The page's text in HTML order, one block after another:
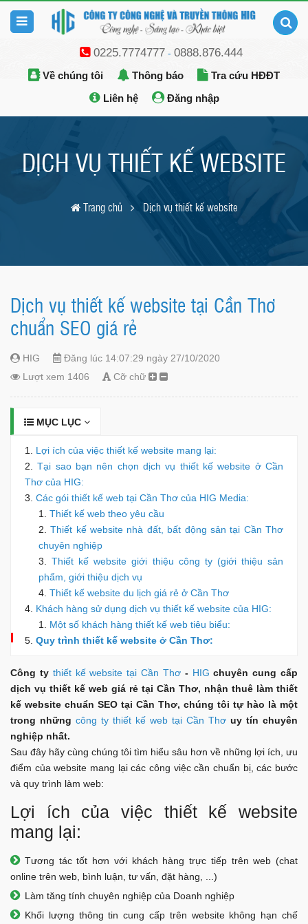
0225.7774777- 0888.876.444
Về chúng tôi Thông báo
Tra cứu HĐĐT
Liên hệ
Đăng nhập
DỊCH VỤ THIẾT KẾ WEBSITE
Trang chủ Dịch vụ thiết kế website
Dịch vụ thiết kế website tại Cần Thơ
chuẩn SEO giá rẻ
HIG
Đăng lúc 14:07:29 ngày 27/10/2020
Lượt xem 1406
Cỡ chữ
MỤC LỤC
Lợi ích của việc thiết kế website mang lại:
Tại sao bạn nên chọn dịch vụ thiết kế website ở Cần
Thơ của HIG:
Các gói thiết kế web tại Cần Thơ của HIG Media:
Thiết kế web theo yêu cầu
Thiết kế website nhà đất, bất động sản tại Cần Thơ
chuyên nghiệp
Thiết kế website giới thiệu công ty (giới thiệu sản
phẩm, giới thiệu dịch vụ
Thiết kế website du lịch giá rẻ ở Cần Thơ
Khách hàng sử dụng dịch vụ thiết kế website của HIG:
Một số khách hàng thiết kế web tiêu biểu:
Quy trình thiết kế website ở Cần Thơ:
Công ty thiết kế website tại Cần Thơ- HIG chuyên cung cấp
dịch vụ thiết kế web giá rẻ tại Cần Thơ, nhận thuê làm thiết
kế website chuẩn SEO tại Cần Thơ, chúng tôi tự hào là một
trong những công ty thiết kế web tại Cần Thơ uy tín chuyên
nghiệp nhất.
Sau đây hãy cùng chúng tôi tìm hiểu sâu hơn về những lợi ích, ưu
điểm của website mang lại các công việc cần chuẩn bị, các bước
và quy trình làm web:
Lợi ích của việc thiết kế website
mang lại:
Tương tác tốt hơn với khách hàng trực tiếp trên web (chat
online trên web, bình luận, tư vấn, đặt hàng, ...)
Làm tăng tính chuyên nghiệp của Doanh nghiệp
Khối lượng thông tin cung cấp trên website không hạn chế